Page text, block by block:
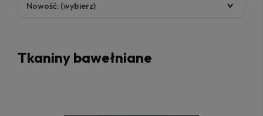
Nowość: (wybierz)
Tkaniny bawełniane